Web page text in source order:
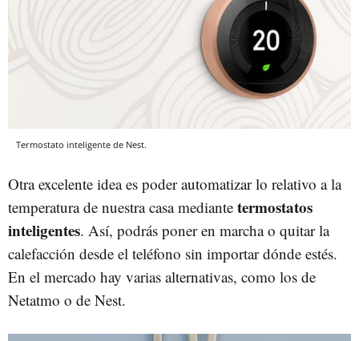
Termostato inteligente de Nest.
Otra excelente idea es poder automatizar lo relativo a la
temperatura de nuestra casa mediante termostatos
inteligentes. Así, podrás poner en marcha o quitar la
calefacción desde el teléfono sin importar dónde estés.
En el mercado hay varias alternativas, como los de
Netatmo o de Nest.